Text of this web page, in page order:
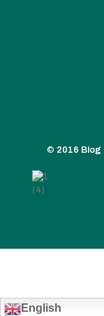
© 2016 Blog
English